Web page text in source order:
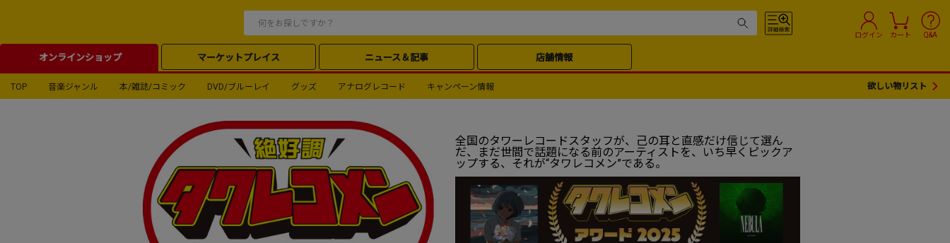
ログイン カート Q&A
オンラインショップ マーケットプレイス ニュース＆記事 店舗情報
TOP 音楽ジャンル 本/雑誌/コミック DVD/ブルーレイ グッズ アナログレコード キャンペーン情報 欲しい物リスト
全国のタワーレコードスタッフが、己の耳と直感だけ信じて選ん
だ、まだ世間で話題になる前のアーティストを、いち早くピックア
ップする、それが“タワレコメン”である。